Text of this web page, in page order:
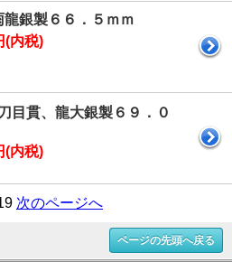
龍銀製６６．５ｍｍ
(内税)
目貫、龍大銀製６９．０
(内税)
次のページへ
ページの先頭へ戻る